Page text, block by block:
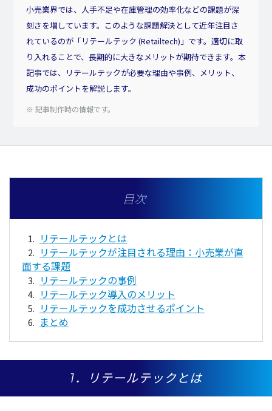
小売業界では、人手不足や在庫管理の効率化などの課題が深
刻さを増しています。このような課題解決として近年注目さ
れているのが「リテールテック (Retailtech)」です。適切に取
り入れることで、長期的に大きなメリットが期待できます。本
記事では、リテールテックが必要な理由や事例、メリット、
成功のポイントを解説します。
※ 記事制作時の情報です。
目次
リテールテックとは
リテールテックが注目される理由：小売業が直
面する課題
リテールテックの事例
リテールテック導入のメリット
リテールテックを成功させるポイント
まとめ
1．リテールテックとは